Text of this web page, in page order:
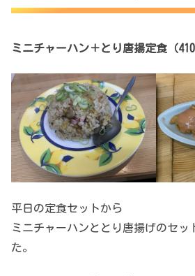
ミニチャーハン＋とり唐揚定食（410
平日の定食セットから
ミニチャーハンととり唐揚げのセッ
た。